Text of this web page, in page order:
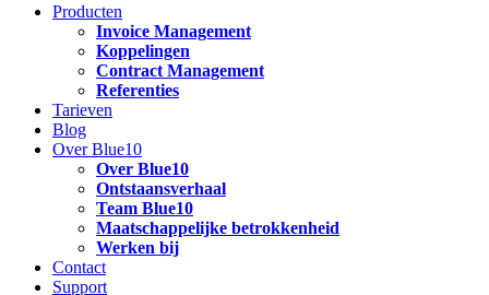
search
Menu
Producten
Invoice Management
Koppelingen
Contract Management
Referenties
Tarieven
Blog
Over Blue10
Over Blue10
Ontstaansverhaal
Team Blue10
Maatschappelijke betrokkenheid
Werken bij
Contact
Support